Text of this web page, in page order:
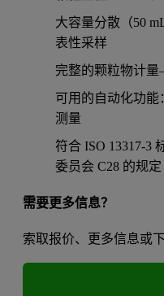
大容量分散（50
表性采样
完整的颗粒物计
可用的自动化功能
测量
符合 ISO 13317-3
委员会 C28 的规定
需要更多信息？
索取报价、更多信息或